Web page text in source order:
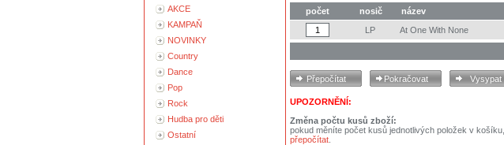
AKCE
KAMPAŇ
NOVINKY
Country
Dance
Pop
Rock
Hudba pro děti
Ostatní
počet nosič název
LP
At One With None
UPOZORNĚNÍ:
Změna počtu kusů zboží:
pokud měníte počet kusů jednotlivých položek v
přepočítat